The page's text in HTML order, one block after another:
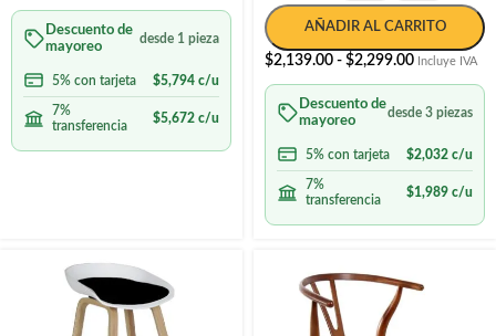
Descuento de
mayoreo
desde 1 pieza
5% con tarjeta $5,794 c/u
7%
transferencia
$5,672 c/u
AÑADIR AL CARRITO
$2,139.00 - $2,299.00 Incluye IVA
Descuento de
mayoreo
desde 3 piezas
5% con tarjeta $2,032 c/u
7%
transferencia
$1,989 c/u